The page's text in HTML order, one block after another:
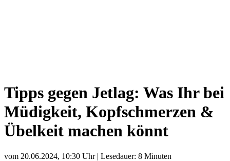
Tipps gegen Jetlag: Was Ihr bei
Müdigkeit, Kopfschmerzen &
Übelkeit machen könnt
vom 20.06.2024, 10:30 Uhr| Lesedauer: 8 Minuten